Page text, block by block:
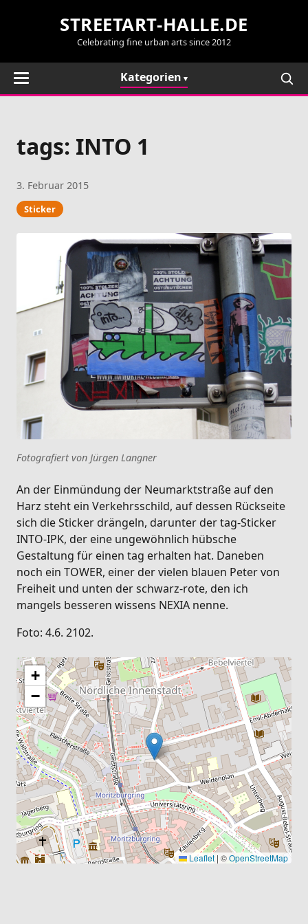
STREETART-HALLE.DE
Celebrating fine urban arts since 2012
Kategorien
tags: INTO 1
3. Februar 2015
Sticker
Fotografiert von Jürgen Langner
An der Einmündung der Neumarktstraße auf den
Harz steht ein Verkehrsschild, auf dessen Rückseite
sich die Sticker drängeln, darunter der tag-Sticker
INTO-IPK, der eine ungewöhnlich hübsche
Gestaltung für einen tag erhalten hat. Daneben
noch ein TOWER, einer der vielen blauen Peter von
Freiheit und unten der schwarz-rote, den ich
mangels besseren wissens NEXIA nenne.
Foto: 4.6. 2102.
+
−
Leaflet | ©OpenStreetMap